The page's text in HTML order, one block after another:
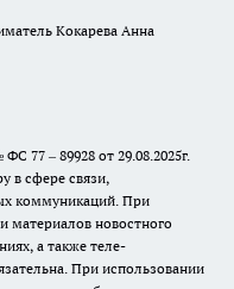
Кокарева Анна
77 – 89928 от 29.08.2025г.
в сфере связи,
коммуникаций. При
материалов новостного
а также теле-
При использовании